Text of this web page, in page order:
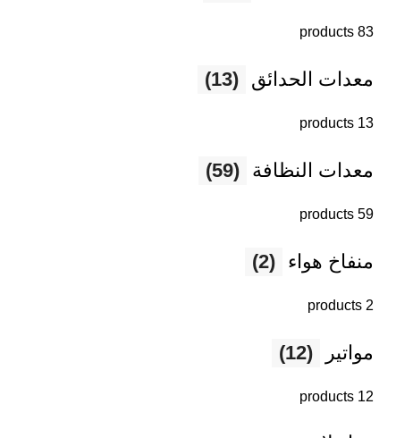
83 products
معدات الحدائق (13)
13 products
معدات النظافة (59)
59 products
منفاخ هواء (2)
2 products
مواتير (12)
12 products